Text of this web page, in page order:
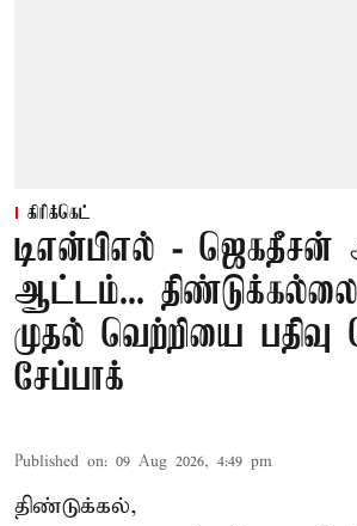
கிரிக்கெட்
டிஎன்பிஎல் - ஜெகதீசன்
ஆட்டம்...
முதல் வெற்றியை பதிவு
சேப்பாக்
Published on: 09 Aug 2026, 4:49 pm
திண்டுக்கல்,